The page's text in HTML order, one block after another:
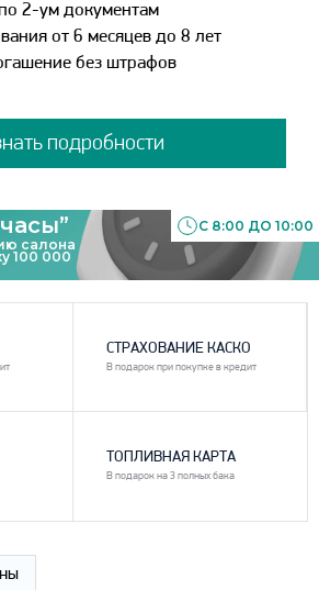
2-ум документам
от 6 месяцев до 8 лет
без штрафов
Узнать подробности
салона
100 000
С 8:00 ДО 10:00
СТРАХОВАНИЕ КАСКО
В подарок при покупке в кредит
ТОПЛИВНАЯ КАРТА
В подарок на 3 полных бака